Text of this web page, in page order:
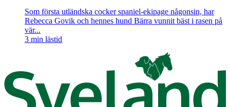
Som första utländska cocker spaniel-ekipage någonsin, har
Rebecca Govik och hennes hund Bärra vunnit bäst i rasen på
vär...
3 min lästid